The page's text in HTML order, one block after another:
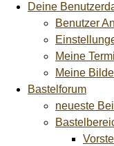
Deine
Benutzer
Meine
Meine
Bastelforum
neueste